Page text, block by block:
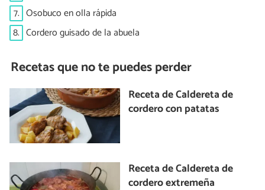
7. Osobuco en olla rápida
8. Cordero guisado de la abuela
Recetas que no te puedes perder
Receta de Caldereta de
cordero con patatas
Receta de Caldereta de
cordero extremeña